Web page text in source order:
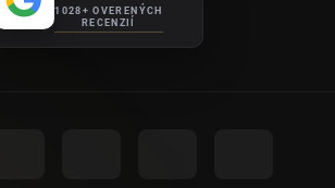
1028+ OVERENÝCH
RECENZIÍ